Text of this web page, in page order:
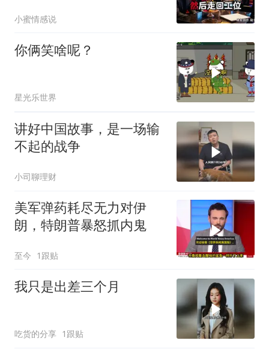
口：我们谈谈
小蜜情感说
你俩笑啥呢？
星光乐世界
讲好中国故事，是一场输
不起的战争
小司聊理财
美军弹药耗尽无力对伊
朗，特朗普暴怒抓内鬼
至今 1跟贴
我只是出差三个月
吃货的分享 1跟贴